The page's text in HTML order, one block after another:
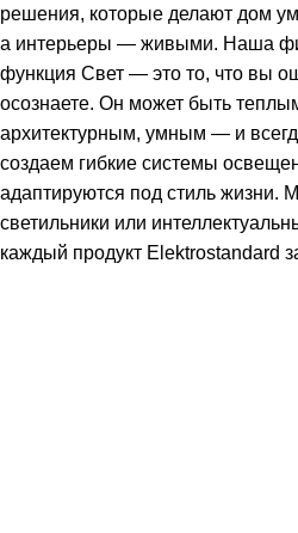
решения, которые делают дом
а интерьеры — живыми. Наша
функция Свет — это то, что вы
осознаете. Он может быть
архитектурным, умным — и
создаем гибкие системы
адаптируются под стиль жизни.
светильники или
каждый продукт Elektrostandard